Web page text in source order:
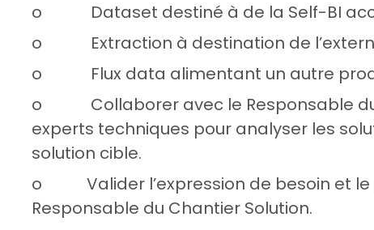
o Dataset destiné à de la Self-BI
o Extraction à destination de
o Flux data alimentant un autre
o Collaborer avec le Responsable du
experts techniques pour analyser les
solution cible.
o Valider l’expression de besoin et le
Responsable du Chantier Solution.